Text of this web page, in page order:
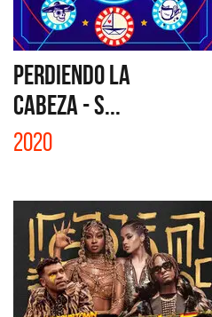
PERDIENDO LA
CABEZA - S...
2020